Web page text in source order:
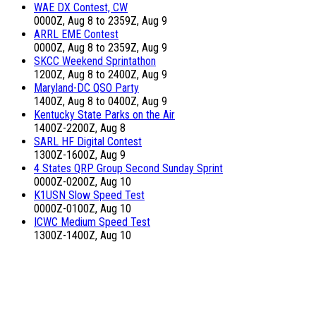
WAE DX Contest, CW
0000Z, Aug 8 to 2359Z, Aug 9
ARRL EME Contest
0000Z, Aug 8 to 2359Z, Aug 9
SKCC Weekend Sprintathon
1200Z, Aug 8 to 2400Z, Aug 9
Maryland-DC QSO Party
1400Z, Aug 8 to 0400Z, Aug 9
Kentucky State Parks on the Air
1400Z-2200Z, Aug 8
SARL HF Digital Contest
1300Z-1600Z, Aug 9
4 States QRP Group Second Sunday Sprint
0000Z-0200Z, Aug 10
K1USN Slow Speed Test
0000Z-0100Z, Aug 10
ICWC Medium Speed Test
1300Z-1400Z, Aug 10